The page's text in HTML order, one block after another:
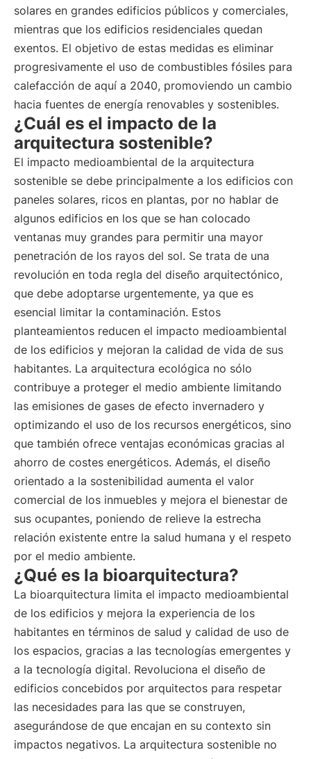
solares en grandes edificios públicos y comerciales,
mientras que los edificios residenciales quedan
exentos. El objetivo de estas medidas es eliminar
progresivamente el uso de combustibles fósiles para
calefacción de aquí a 2040, promoviendo un cambio
hacia fuentes de energía renovables y sostenibles.
¿Cuál es el impacto de la
arquitectura sostenible?
El impacto medioambiental de la arquitectura
sostenible se debe principalmente a los edificios con
paneles solares, ricos en plantas, por no hablar de
algunos edificios en los que se han colocado
ventanas muy grandes para permitir una mayor
penetración de los rayos del sol. Se trata de una
revolución en toda regla del diseño arquitectónico,
que debe adoptarse urgentemente, ya que es
esencial limitar la contaminación. Estos
planteamientos reducen el impacto medioambiental
de los edificios y mejoran la calidad de vida de sus
habitantes. La arquitectura ecológica no sólo
contribuye a proteger el medio ambiente limitando
las emisiones de gases de efecto invernadero y
optimizando el uso de los recursos energéticos, sino
que también ofrece ventajas económicas gracias al
ahorro de costes energéticos. Además, el diseño
orientado a la sostenibilidad aumenta el valor
comercial de los inmuebles y mejora el bienestar de
sus ocupantes, poniendo de relieve la estrecha
relación existente entre la salud humana y el respeto
por el medio ambiente.
¿Qué es la bioarquitectura?
La bioarquitectura limita el impacto medioambiental
de los edificios y mejora la experiencia de los
habitantes en términos de salud y calidad de uso de
los espacios, gracias a las tecnologías emergentes y
a la tecnología digital. Revoluciona el diseño de
edificios concebidos por arquitectos para respetar
las necesidades para las que se construyen,
asegurándose de que encajan en su contexto sin
impactos negativos. La arquitectura sostenible no